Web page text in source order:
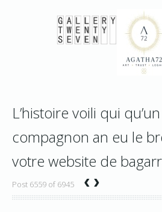
L’histoire voili qui
compagnon an eu le
votre website de
Post 6559 of 6945 ‹›